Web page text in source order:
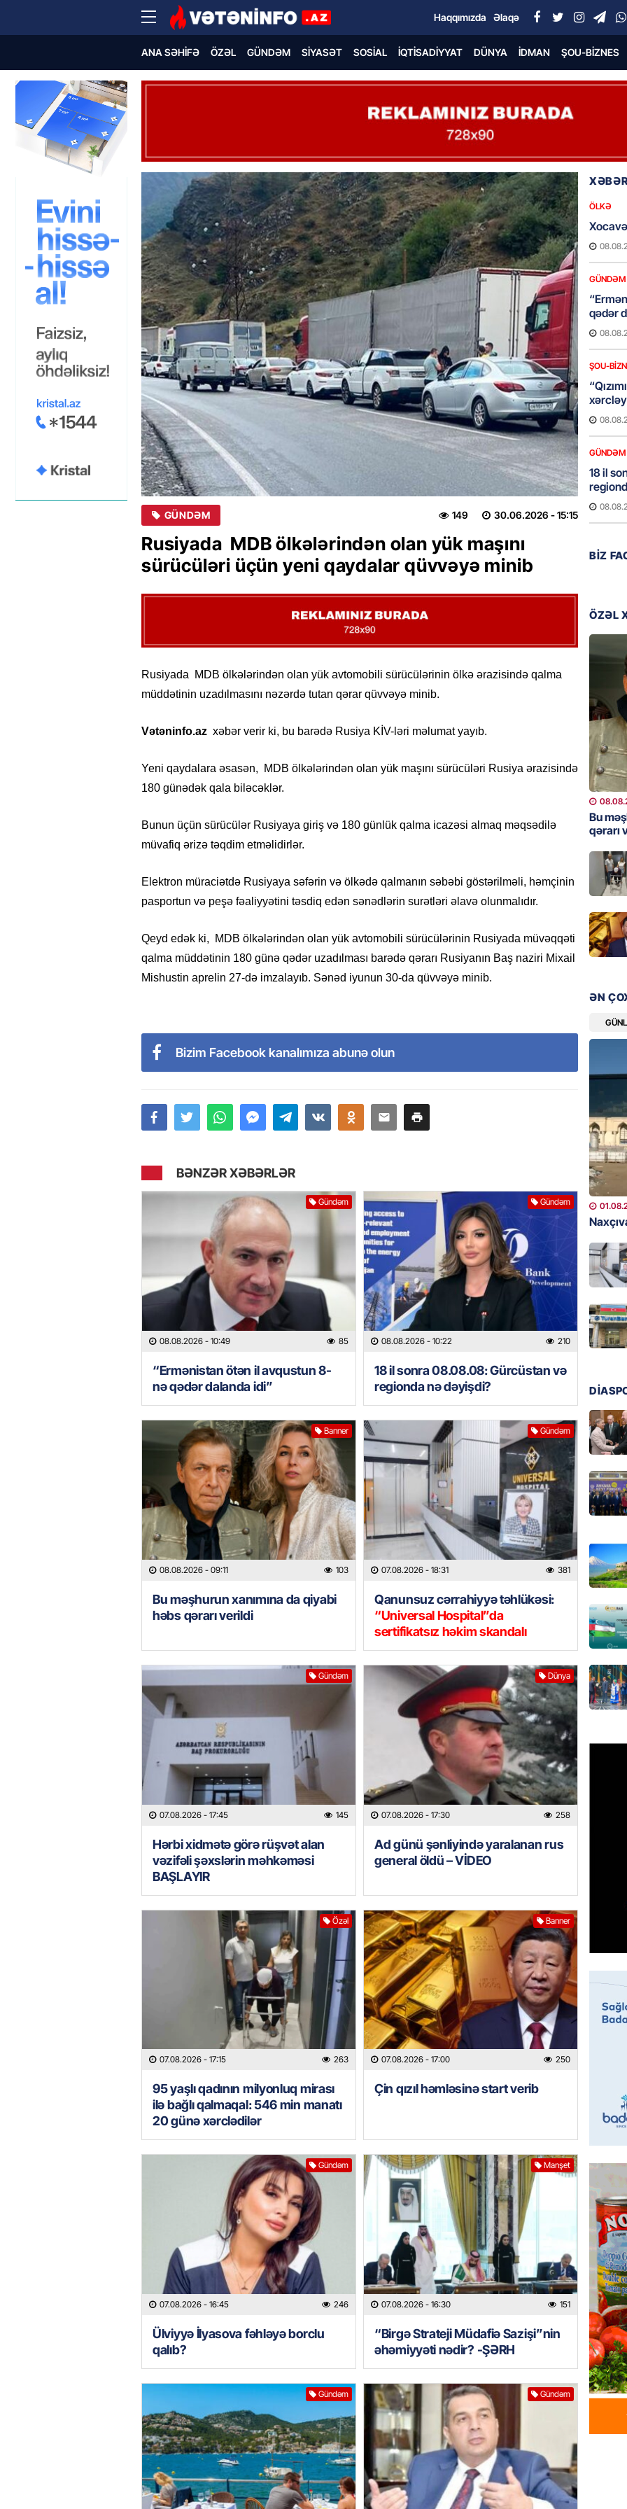
Haqqımızda Əlaqə
ANA SƏHIFƏ ÖZƏL GÜNDƏM SIYASƏT SOSIAL İQTISADIYYAT DÜNYA İDMAN ŞOU-BIZNES
GÜNDƏM 30.06.2026 - 15:15
149
Rusiyada MDB ölkələrindən olan yük maşını
sürücüləri üçün yeni qaydalar qüvvəyə minib
Rusiyada MDB ölkələrindən olan yük avtomobili sürücülərinin ölkə ərazisində qalma
müddətinin uzadılmasını nəzərdə tutan qərar qüvvəyə minib.
Vətəninfo.az xəbər verir ki, bu barədə Rusiya KİV-ləri məlumat yayıb.
Yeni qaydalara əsasən, MDB ölkələrindən olan yük maşını sürücüləri Rusiya ərazisində
180 günədək qala biləcəklər.
Bunun üçün sürücülər Rusiyaya giriş və 180 günlük qalma icazəsi almaq məqsədilə
müvafiq ərizə təqdim etməlidirlər.
Elektron müraciətdə Rusiyaya səfərin və ölkədə qalmanın səbəbi göstərilməli, həmçinin
pasportun və peşə fəaliyyətini təsdiq edən sənədlərin surətləri əlavə olunmalıdır.
Qeyd edək ki, MDB ölkələrindən olan yük avtomobili sürücülərinin Rusiyada müvəqqəti
qalma müddətinin 180 günə qədər uzadılması barədə qərarı Rusiyanın Baş naziri Mixail
Mishustin aprelin 27-də imzalayıb. Sənəd iyunun 30-da qüvvəyə minib.
Bizim Facebook kanalımıza abunə olun
BƏNZƏR XƏBƏRLƏR
Gündəm
08.08.2026 - 10:49 85
“Ermənistan ötən il avqustun 8-
nə qədər dalanda idi”
Gündəm
08.08.2026 - 10:22 210
18 il sonra 08.08.08: Gürcüstan və
regionda nə dəyişdi?
Banner
08.08.2026 - 09:11 103
Bu məşhurun xanımına da qiyabi
həbs qərarı verildi
Gündəm
07.08.2026 - 18:31 381
Qanunsuz cərrahiyyə təhlükəsi:
“Universal Hospital”da
sertifikatsız həkim skandalı
Gündəm
07.08.2026 - 17:45 145
Hərbi xidmətə görə rüşvət alan
vəzifəli şəxslərin məhkəməsi
BAŞLAYIR
Dünya
07.08.2026 - 17:30 258
Ad günü şənliyində yaralanan rus
general öldü – VİDEO
Özəl
07.08.2026 - 17:15 263
95 yaşlı qadının milyonluq mirası
ilə bağlı qalmaqal: 546 min manatı
20 günə xərclədilər
Banner
07.08.2026 - 17:00 250
Çin qızıl həmləsinə start verib
Gündəm
07.08.2026 - 16:45 246
Ülviyyə İlyasova fəhləyə borclu
qalıb?
Manşet
07.08.2026 - 16:30 151
“Birgə Strateji Müdafiə Sazişi”nin
əhəmiyyəti nədir? -ŞƏRH
Gündəm Gündəm
ÖLKƏ
GÜNDƏM
qədər
ŞOU-
GÜNDƏM
18 il
17
Bu
GÜNDƏM
həkim
MANŞET
şikayət
işıq?
GÜNDƏM
Hərbi
DÜNYA
Ad
95
bağlı
günə
BANNER
Çin
GÜNDƏM
Ülviyyə
MANŞET
İDMAN
HADISƏ
milyon
xərcləri
GÜNDƏM
sazişi
imtina
ÖZƏL
İki
ETDİ:
olacaq
HADISƏ
şəxslər
GÜNDƏM
MANŞET
BIZ
ÖZƏL
Bu
qərarı
ƏN